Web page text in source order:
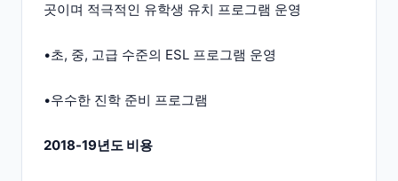
곳이며 적극적인 유학생 유치 프로그램 운영
•초, 중, 고급 수준의 ESL 프로그램 운영
•우수한 진학 준비 프로그램
2018-19년도 비용